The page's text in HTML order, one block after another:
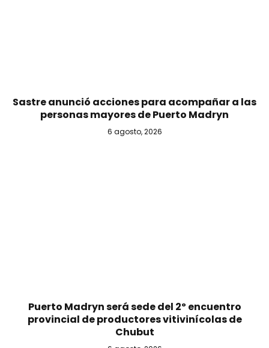
Sastre anunció acciones para acompañar a las
personas mayores de Puerto Madryn
6 agosto, 2026
Puerto Madryn será sede del 2º encuentro
provincial de productores vitivinícolas de
Chubut